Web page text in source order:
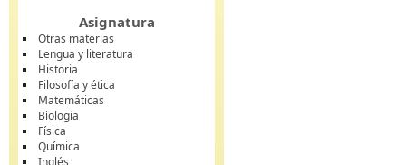
Asignatura
Otras materias
Lengua y literatura
Historia
Filosofía y ética
Matemáticas
Biología
Física
Química
Inglés